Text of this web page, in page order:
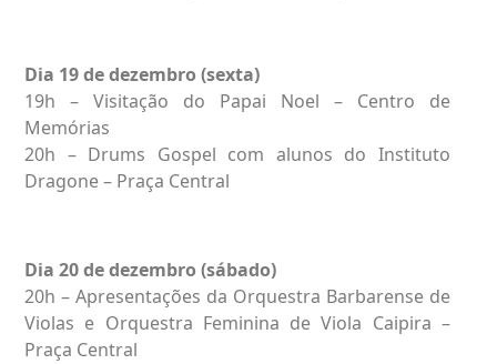
Dia 19 de dezembro (sexta)
19h – Visitação do Papai Noel – Centro de
Memórias
20h – Drums Gospel com alunos do Instituto
Dragone – Praça Central
Dia 20 de dezembro (sábado)
20h – Apresentações da Orquestra Barbarense de
Violas e Orquestra Feminina de Viola Caipira –
Praça Central